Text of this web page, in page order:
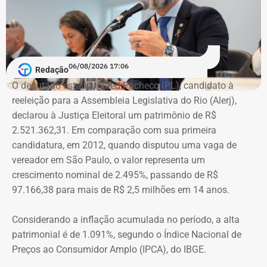
com as pessoas que trabalhem na linha de frente desse
combate. Ou seja, juízes, assistentes sociais e psicólogos
que atuem com as mulheres que são vítimas de
agressões”, argumentou.
A atriz foi a primeira mulher a receber o benefício do
“botão do pânico”, ferramenta criada em 2019 pela
Polícia Militar do Rio. O objeto é conectado a uma
tornozeleira eletrônica usada pelo agressor. Em caso de
aproximação, a central de monitoramento é acionada e
entra em contato com a vítima e o agressor por telefone.
Na declaração apresentada em 2018, quando terminou a
eleição como suplente, Elton Cristo informou possuir três
veículos, um consórcio não contemplado e depósitos em
conta corrente, totalizando R$ 378,4 mil.
Quatro anos depois, nas eleições de 2022, quando voltou
a disputar uma vaga na Assembleia Legislativa (Alerj) e
novamente ficou como suplente, o patrimônio declarado
saltou para R$ 1.658.540,00. Na ocasião, os bens
mil, uma chácara de R$ 400 mil, dois veículos que
somavam R$ 647,3 mil e participações societárias em
empresas do ramo de alimentação.
Redação06/08/2026 17:06
O deputado estadual Fred Pacheco (PL), candidato à
reeleição para a Assembleia Legislativa do Rio (Alerj),
declarou à Justiça Eleitoral um patrimônio de R$
2.521.362,31. Em comparação com sua primeira
candidatura, em 2012, quando disputou uma vaga de
vereador em São Paulo, o valor representa um
crescimento nominal de 2.495%, passando de R$
97.166,38 para mais de R$ 2,5 milhões em 14 anos.
Considerando a inflação acumulada no período, a alta
patrimonial é de 1.091%, segundo o Índice Nacional de
Preços ao Consumidor Amplo (IPCA), do IBGE.